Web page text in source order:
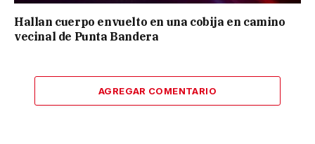
Hallan cuerpo envuelto en una cobija en camino
vecinal de Punta Bandera
AGREGAR COMENTARIO